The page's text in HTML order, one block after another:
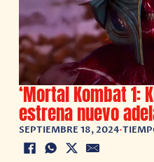
‘Mortal Kombat 1:
estrena nuevo
SEPTIEMBRE 18, 2024•